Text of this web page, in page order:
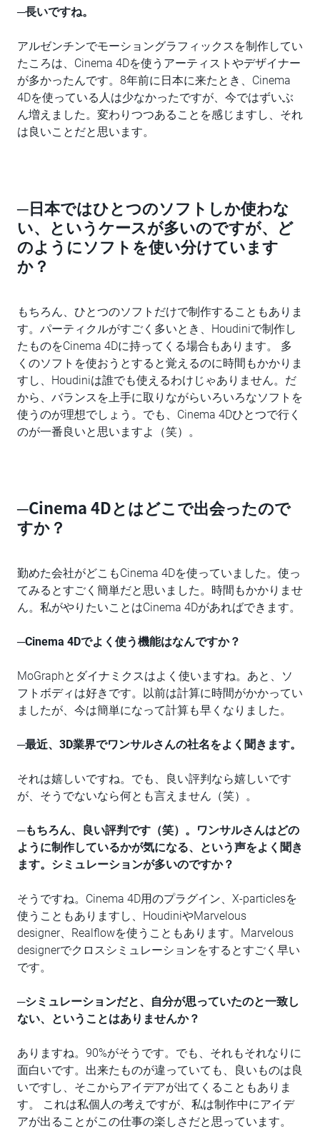
─長いですね。
アルゼンチンでモーショングラフィックスを制作してい
たころは、Cinema 4Dを使うアーティストやデザイナー
が多かったんです。8年前に日本に来たとき、Cinema
4Dを使っている人は少なかったですが、今ではずいぶ
ん増えました。変わりつつあることを感じますし、それ
は良いことだと思います。
─日本ではひとつのソフトしか使わな
い、というケースが多いのですが、ど
のようにソフトを使い分けています
か？
もちろん、ひとつのソフトだけで制作することもありま
す。パーティクルがすごく多いとき、Houdiniで制作し
たものをCinema 4Dに持ってくる場合もあります。 多
くのソフトを使おうとすると覚えるのに時間もかかりま
すし、Houdiniは誰でも使えるわけじゃありません。だ
から、バランスを上手に取りながらいろいろなソフトを
使うのが理想でしょう。でも、Cinema 4Dひとつで行く
のが一番良いと思いますよ（笑）。
─Cinema 4Dとはどこで出会ったので
すか？
勤めた会社がどこもCinema 4Dを使っていました。使っ
てみるとすごく簡単だと思いました。時間もかかりませ
ん。私がやりたいことはCinema 4Dがあればできます。
─Cinema 4Dでよく使う機能はなんですか？
MoGraphとダイナミクスはよく使いますね。あと、ソ
フトボディは好きです。以前は計算に時間がかかってい
ましたが、今は簡単になって計算も早くなりました。
─最近、 3D業界でワンサルさんの社名をよく聞きます。
それは嬉しいですね。でも、良い評判なら嬉しいです
が、そうでないなら何とも言えません（笑）。
─もちろん、良い評判です（笑）。ワンサルさんはどの
ように制作しているかが気になる、という声をよく聞き
ます。シミュレーションが多いのですか？
そうですね。Cinema 4D用のプラグイン、X-particlesを
使うこともありますし、HoudiniやMarvelous
designer、Realflowを使うこともあります。Marvelous
designerでクロスシミュレーションをするとすごく早い
です。
─シミュレーションだと、自分が思っていたのと一致し
ない、ということはありませんか？
ありますね。90%がそうです。でも、それもそれなりに
面白いです。出来たものが違っていても、良いものは良
いですし、そこからアイデアが出てくることもありま
す。 これは私個人の考えですが、私は制作中にアイデ
アが出ることがこの仕事の楽しさだと思っています。